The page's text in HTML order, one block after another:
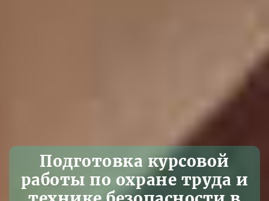
Подготовка курсовой
работы по охране труда и